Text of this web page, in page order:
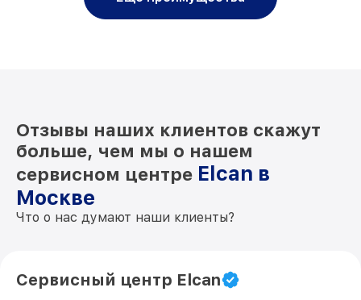
Отзывы наших клиентов скажут
больше, чем мы о нашем
сервисном центре Elcan в
Москве
Что о нас думают наши клиенты?
Сервисный центр Elcan